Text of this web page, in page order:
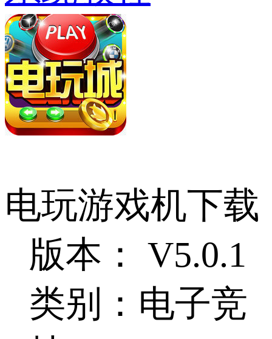
电玩游戏机下载
版本： V5.0.1
类别：电子竞